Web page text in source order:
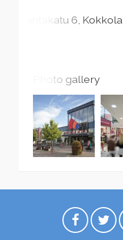
Rantakatu 6 Kokkola
Photo gallery